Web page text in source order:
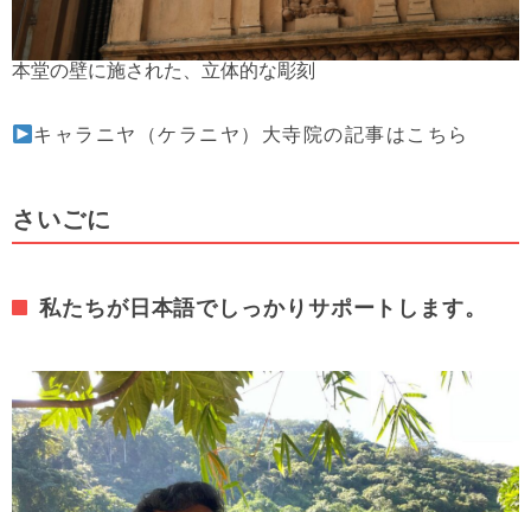
本堂の壁に施された、立体的な彫刻
キャラニヤ（ケラニヤ）大寺院の記事はこちら
さいごに
私たちが日本語でしっかりサポートします。